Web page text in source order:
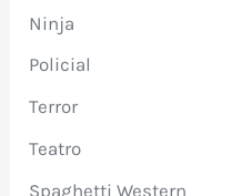
Ninja
Policial
Terror
Teatro
Spaghetti Western